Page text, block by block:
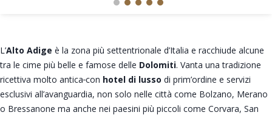
L’Alto Adige è la zona più settentrionale d’Italia e racchiude alcune
tra le cime più belle e famose delle Dolomiti. Vanta una tradizione
ricettiva molto antica con hotel di lusso di prim’ordine e servizi
esclusivi all’avanguardia, non solo nelle città come Bolzano, Merano
o Bressanone ma anche nei paesini più piccoli come Corvara, San